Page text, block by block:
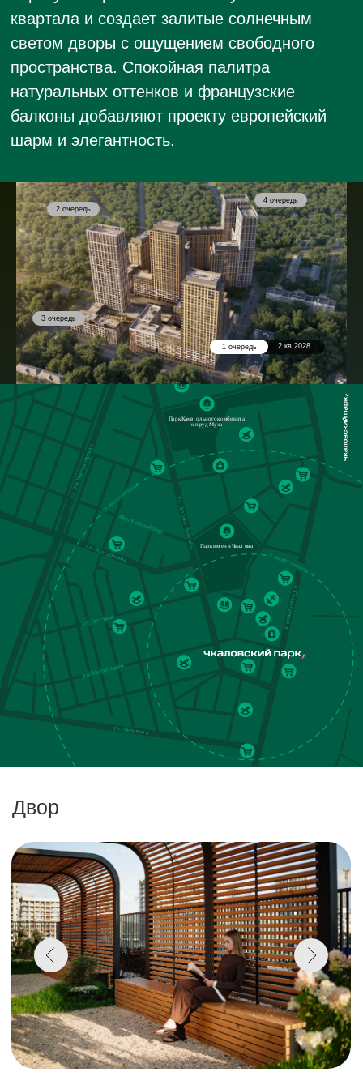
1 очередь
3 очередь
2 очередь
4 очередь
2 кв 2028
Пространство двора разделено на
продуманные зоны: современные
спортивные площадки для занятий на
свежем воздухе, игровые комплексы для
детей разных возрастов и уединенные
лаунж-зоны с эргономичной мебелью для
спокойного отдыха.
Особую атмосферу создает всесезонное
озеленение — мы высадим хвойные
породы, кустарники и многолетники,
сохраняющие свою декоративную
привлекательность круглый год. Весной
пространство оживает яркими цветами,
летом наполняется пышной зеленью, а
осенью переливается оттенками золотой
листвы. Растения работают и в прикладном
шум, формируют более мягкий
микроклимат.
спорта и игр
скоростной приятная
музыка
Отделка на выбор
Под ключ Под чистовую
Penoterm